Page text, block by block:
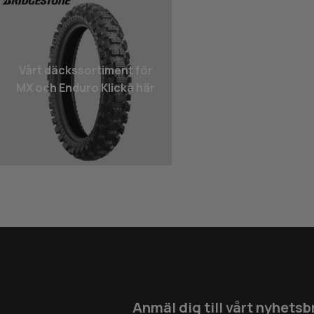
Vårt däcks­sortiment för
MX och Enduro Klicka här
Anmäl dig till vårt